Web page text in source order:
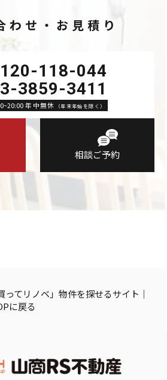
わせ・お見積り
118-044
3859-3411
年中無休 （年末年始を除く）
相談ご予約
ってリノベ」物件を探せるサイト｜
に戻る